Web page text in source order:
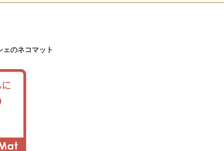
お届けに遅れが
ございます。
なります。
のネコマット